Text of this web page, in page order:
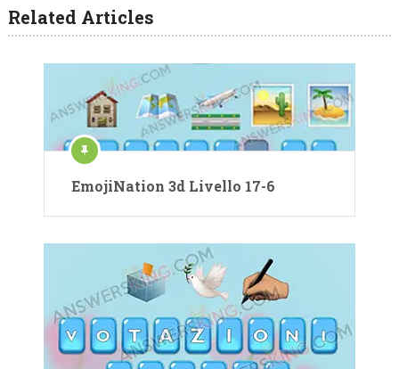
Related Articles
EmojiNation 3d Livello 17-6